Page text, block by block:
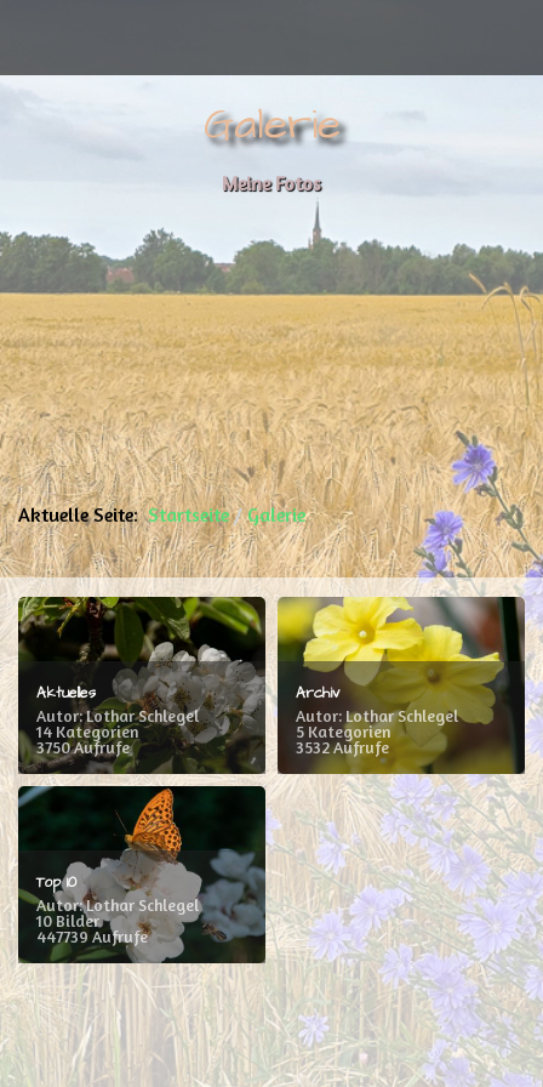
Galerie
Meine Fotos
Aktuelle Seite:Startseite Galerie
Aktuelles
Autor: Lothar Schlegel
14 Kategorien
3750 Aufrufe
Archiv
Autor: Lothar Schlegel
5 Kategorien
3532 Aufrufe
Top 10
Autor: Lothar Schlegel
10 Bilder
447739 Aufrufe